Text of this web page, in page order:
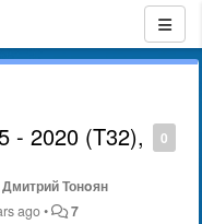
0
- 2020 (T32),
Дмитрий Тонoян
ago• 7